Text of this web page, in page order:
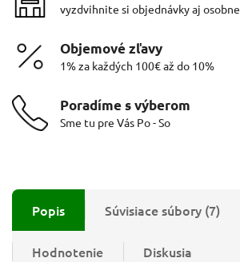
vyzdvihnite si objednávky aj osobne
Objemové zľavy
1% za každých 100€ až do 10%
Poradíme s výberom
Sme tu pre Vás Po - So
Popis Súvisiace súbory (7)
Hodnotenie Diskusia